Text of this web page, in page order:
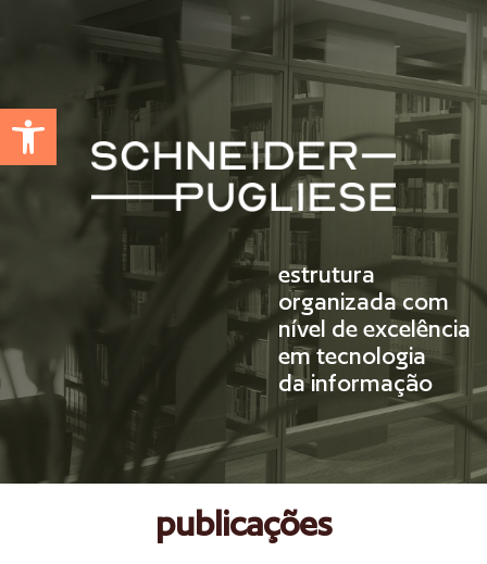
Abrir a barra de ferramentas
estrutura
organizada com
nível de excelência
em tecnologia
da informação
publicações